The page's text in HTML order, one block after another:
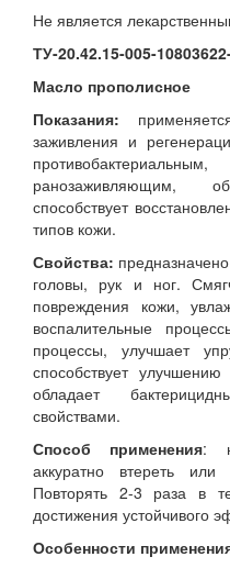
Не является
ТУ-20.42.15-005-
Масло прополисное
Показания:
заживления и
ранозаживляющим,
способствует
типов кожи.
Свойства:
головы, рук и ног.
повреждения кожи,
воспалительные
процессы, улучшает
способствует
обладает
свойствами.
Способ применения:
аккуратно втереть
Повторять 2-3 раза в
достижения устойчивого
Особенности